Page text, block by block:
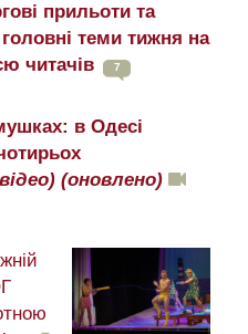
прильоти та
теми тижня на
читачів
7
в Одесі
(оновлено)